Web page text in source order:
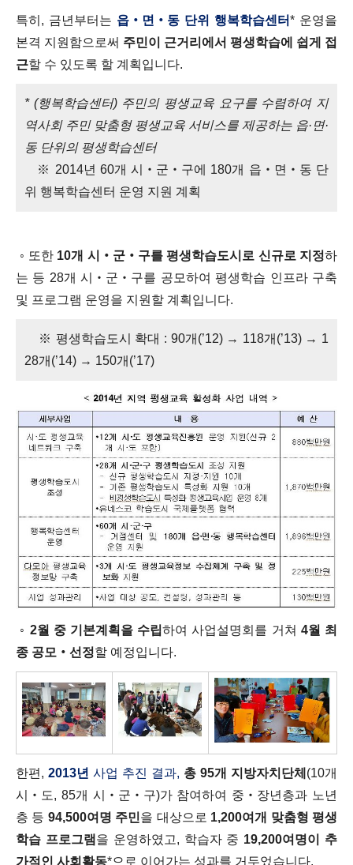
특히, 금년부터는 읍‧면‧동 단위 행복학습센터* 운영을
본격 지원함으로써 주민이 근거리에서 평생학습에 쉽게 접
근할 수 있도록 할 계획입니다.
* (행복학습센터) 주민의 평생교육 요구를 수렴하여 지
역사회 주민 맞춤형 평생교육 서비스를 제공하는 읍·면·
동 단위의 평생학습센터
※ 2014년 60개 시‧군‧구에 180개 읍‧면‧동 단
위 행복학습센터 운영 지원 계획
◦ 또한 10개 시‧군‧구를 평생학습도시로 신규로 지정하
는 등 28개 시‧군‧구를 공모하여 평생학습 인프라 구축
및 프로그램 운영을 지원할 계획입니다.
※ 평생학습도시 확대 : 90개(’12) → 118개(’13) → 1
28개(’14) → 150개(’17)
◦ 2월 중 기본계획을 수립하여 사업설명회를 거쳐 4월 최
종 공모‧선정할 예정입니다.
한편, 2013년 사업 추진 결과, 총 95개 지방자치단체 (10개
시‧도, 85개 시‧군‧구)가 참여하여 중‧장년층과 노년
층 등 94,500여명 주민을 대상으로 1,200여개 맞춤형 평생
학습 프로그램 을 운영하였고, 학습자 중 19,200여명이 추
가적인 사회활동*으로 이어가는 성과를 거두었습니다.